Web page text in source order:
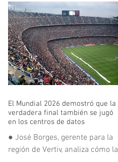
para recibir una nueva edición
de los Festivales al Parque,
política cultural que se
mantiene firme y en expansión
bajo el liderazgo del Instituto
Distrital de las Artes - Idartes.
La programación comenzará el
al Parque en el Parque de los
Novios y se extenderá hasta el
28 y 29 de noviembre con Salsa
al Parque en el Simón Bolívar.
En
El Mundial 2026 demostró que la
verdadera final también se jugó
en los centros de datos
● José Borges, gerente para la
región de Vertiv, analiza cómo la